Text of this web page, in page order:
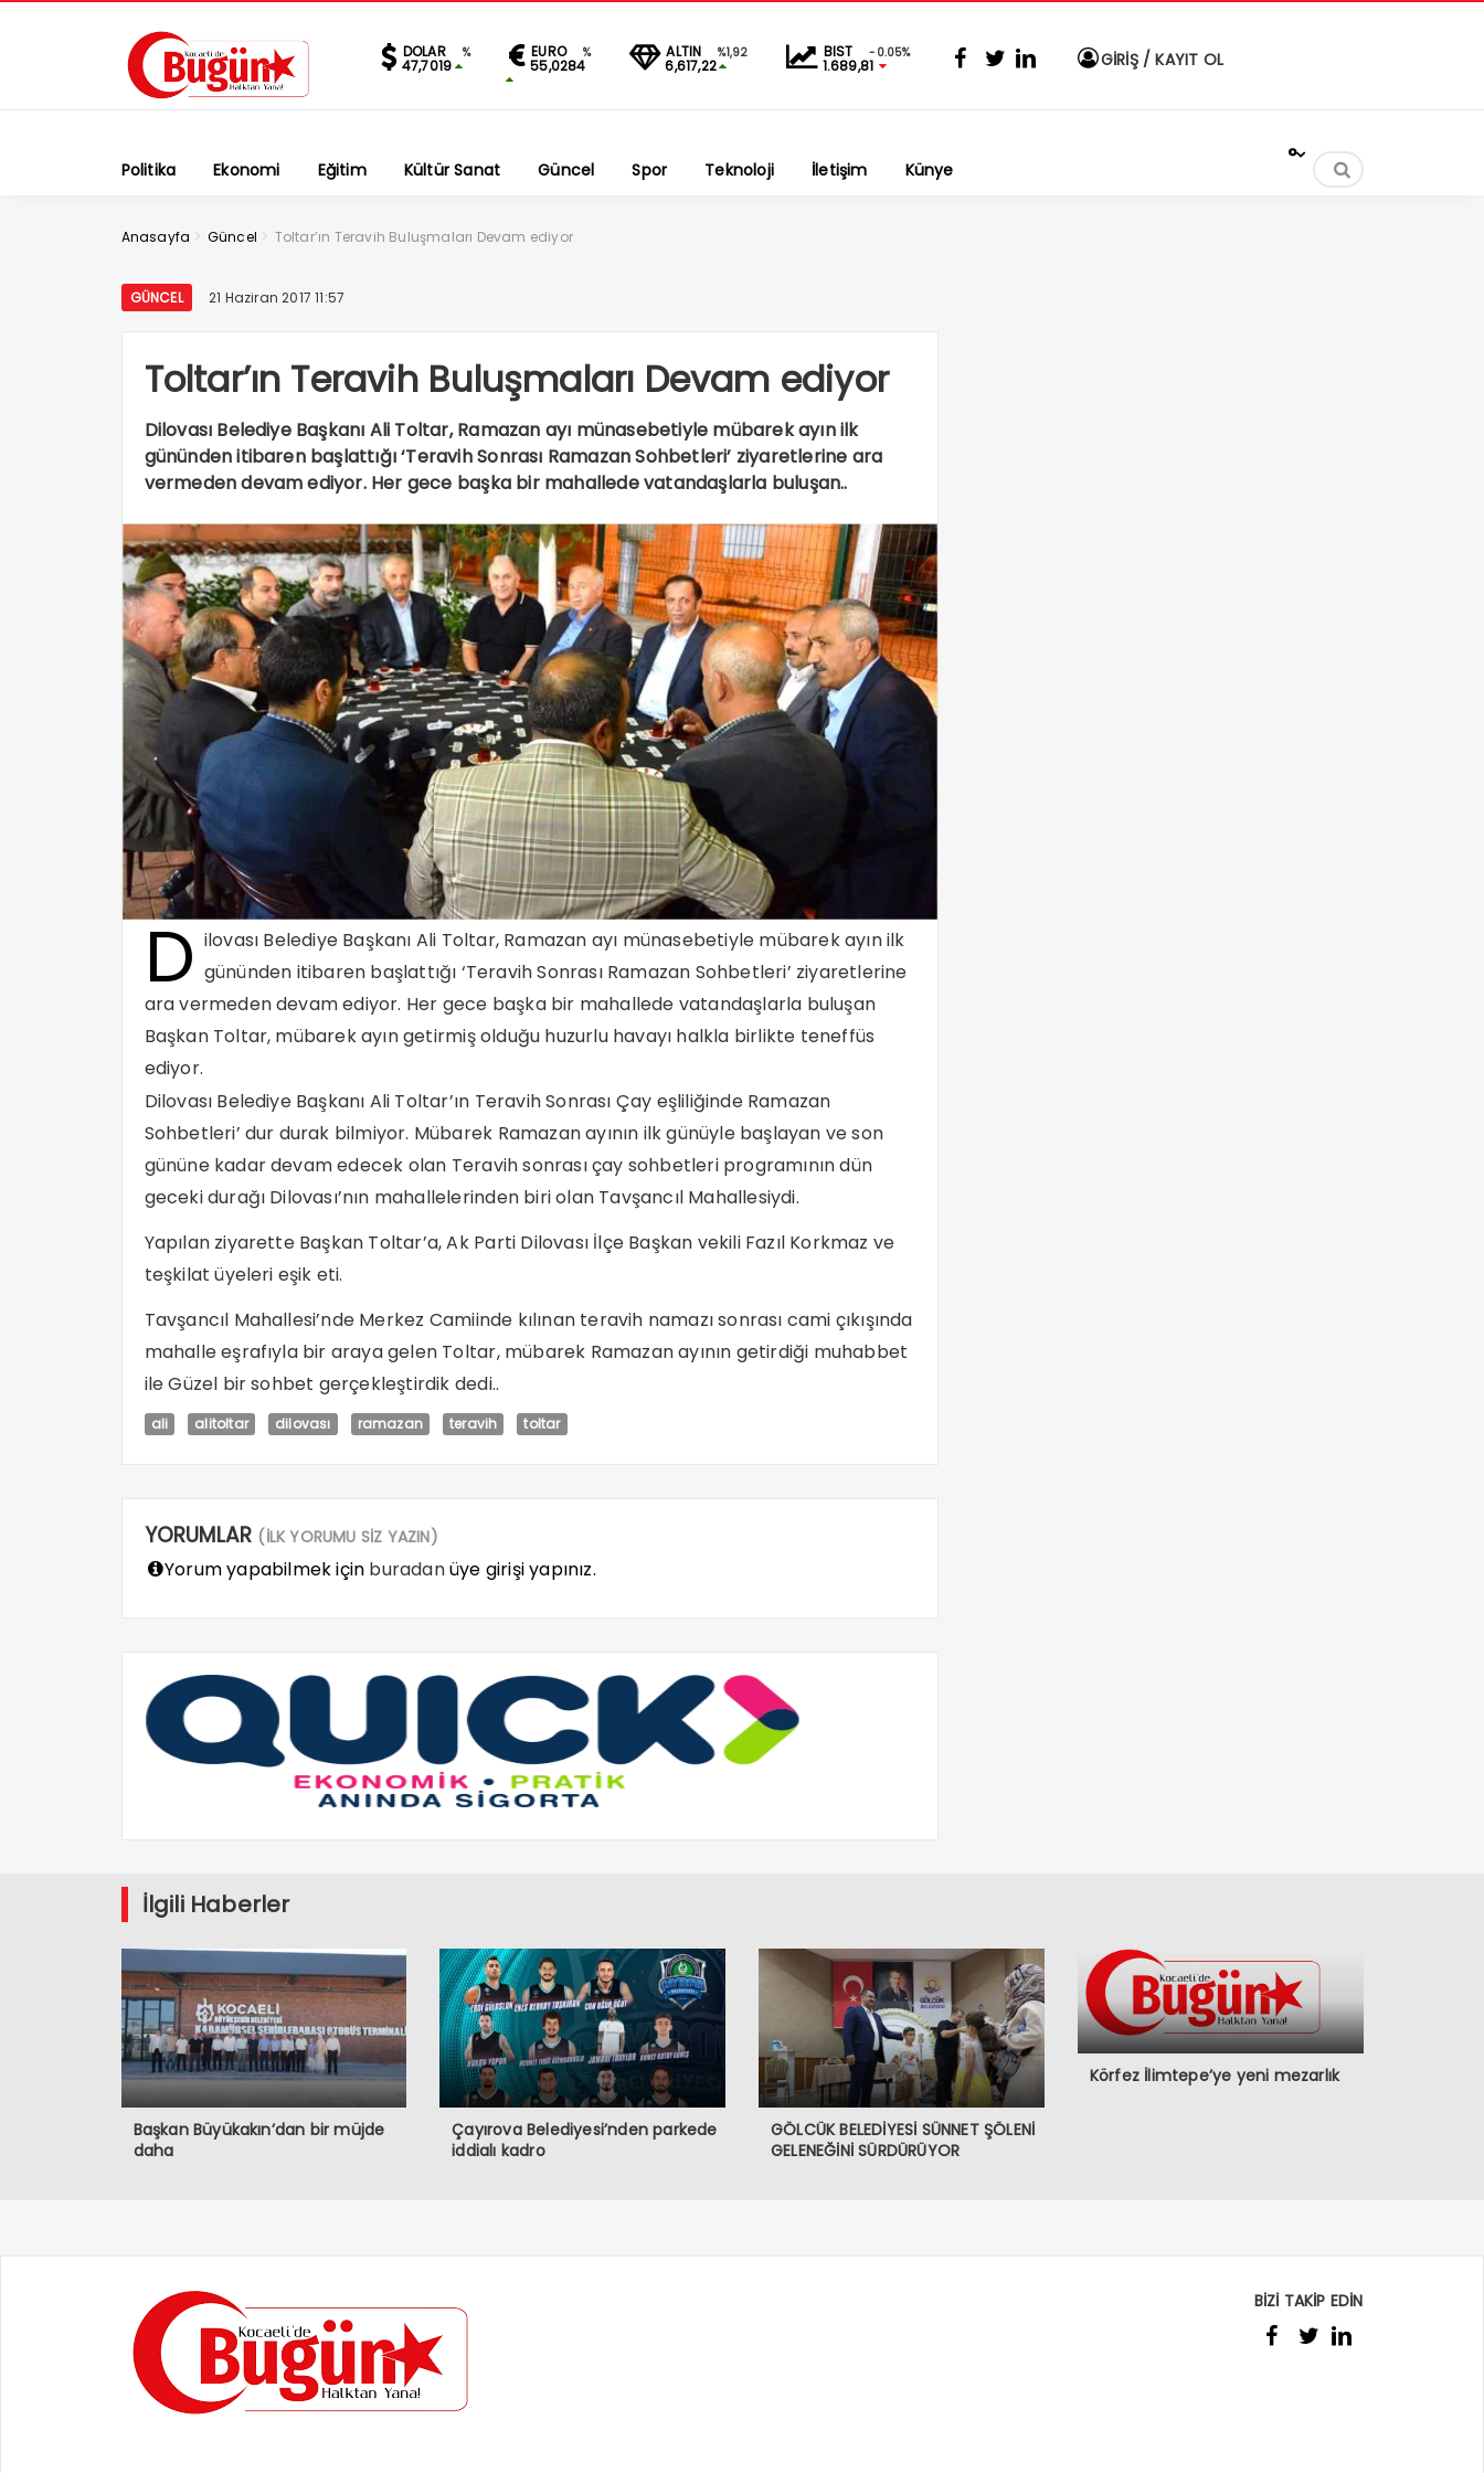
DOLAR %
47,7019
EURO %
55,0284
ALTIN %1,92
6,617,22
BIST -0.05%
1.689,81 GİRİŞ / KAYIT OL
Politika Ekonomi Eğitim Kültür Sanat Güncel Spor Teknoloji İletişim Künye
°
Anasayfa > Güncel > Toltar’ın Teravih Buluşmaları Devam ediyor
GÜNCEL 21 Haziran 2017 11:57
Toltar’ın Teravih Buluşmaları Devam ediyor
Dilovası Belediye Başkanı Ali Toltar, Ramazan ayı münasebetiyle mübarek ayın ilk
gününden itibaren başlattığı ‘Teravih Sonrası Ramazan Sohbetleri’ ziyaretlerine ara
vermeden devam ediyor. Her gece başka bir mahallede vatandaşlarla buluşan..
D ilovası Belediye Başkanı Ali Toltar, Ramazan ayı münasebetiyle mübarek ayın ilk
gününden itibaren başlattığı ‘Teravih Sonrası Ramazan Sohbetleri’ ziyaretlerine
ara vermeden devam ediyor. Her gece başka bir mahallede vatandaşlarla buluşan
Başkan Toltar, mübarek ayın getirmiş olduğu huzurlu havayı halkla birlikte teneffüs
ediyor.
Dilovası Belediye Başkanı Ali Toltar’ın Teravih Sonrası Çay eşliliğinde Ramazan
Sohbetleri’ dur durak bilmiyor. Mübarek Ramazan ayının ilk günüyle başlayan ve son
gününe kadar devam edecek olan Teravih sonrası çay sohbetleri programının dün
geceki durağı Dilovası’nın mahallelerinden biri olan Tavşancıl Mahallesiydi.
Yapılan ziyarette Başkan Toltar’a, Ak Parti Dilovası İlçe Başkan vekili Fazıl Korkmaz ve
teşkilat üyeleri eşik eti.
Tavşancıl Mahallesi’nde Merkez Camiinde kılınan teravih namazı sonrası cami çıkışında
mahalle eşrafıyla bir araya gelen Toltar, mübarek Ramazan ayının getirdiği muhabbet
ile Güzel bir sohbet gerçekleştirdik dedi..
ali alitoltar dilovası ramazan teravih toltar
YORUMLAR (İLK YORUMU SİZ YAZIN)
Yorum yapabilmek için buradanüye girişi yapınız.
İlgili Haberler
Başkan Büyükakın’dan bir müjde
daha
Çayırova Belediyesi’nden parkede
iddialı kadro
GÖLCÜK BELEDİYESİ SÜNNET ŞÖLENİ
GELENEĞİNİ SÜRDÜRÜYOR
Körfez İlimtepe’ye yeni mezarlık
BİZİ TAKİP EDİN